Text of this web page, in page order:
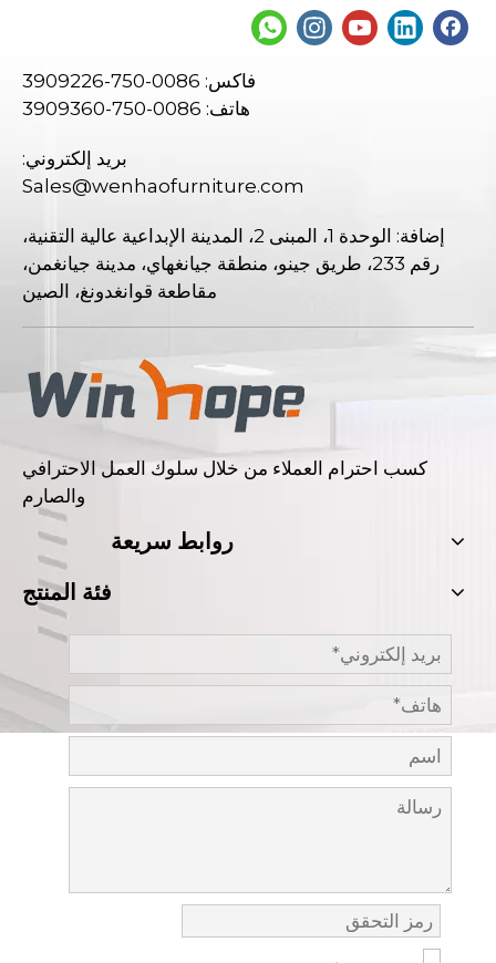
فاكس: 0086-750-3909226
هاتف: 0086-750-3909360
بريد إلكتروني:
Sales@wenhaofurniture.com
إضافة: الوحدة 1، المبنى 2، المدينة الإبداعية عالية التقنية،
رقم 233، طريق جينو، منطقة جيانغهاي، مدينة جيانغمن،
مقاطعة قوانغدونغ، الصين
كسب احترام العملاء من خلال سلوك العمل الاحترافي
والصارم
روابط سريعة
فئة المنتج